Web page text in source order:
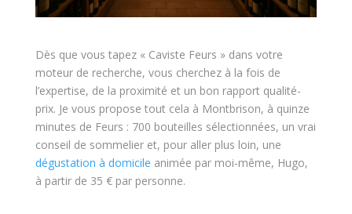
Dès que vous tapez « Caviste Feurs » dans votre
moteur de recherche, vous cherchez à la fois de
l’expertise, de la proximité et un bon rapport qualité-
prix. Je vous propose tout cela à Montbrison, à quinze
minutes de Feurs : 700 bouteilles sélectionnées, un vrai
conseil de sommelier et, pour aller plus loin, une
dégustation à domicile animée par moi-même, Hugo,
à partir de 35 € par personne.